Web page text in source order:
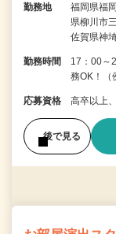
勤務地
福岡県福
県柳川市
佐賀県神
勤務時間
17：00～
務OK！（
応募資格 高卒以上
後で見る